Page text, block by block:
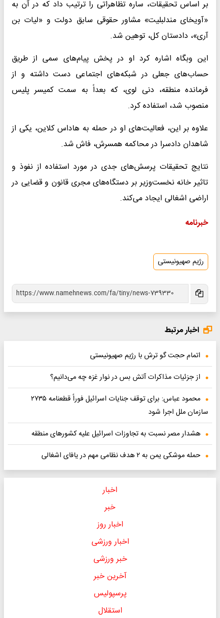
بر اساس تحقیقات، ساره تظاهراتی را ترتیب داد که در آن به
«آویخای مندلبلیت» مشاور حقوقی سابق دولت و «لیات بن
آری»، دادستان کل، توهین شد.
این وبگاه اشاره کرد او در پخش پیام‌های سمی از طریق
حساب‌های جعلی در شبکه‌های اجتماعی دست داشته و از
فرمانده منطقه، دنی لوی، که بعداً به سمت کمیسر پلیس
منصوب شد، استفاده کرد.
علاوه بر این، فعالیت‌های او در حمله به هاداس کلاین، یکی از
شاهدان دادسرا در محاکمه همسرش، فاش شد.
نتایج تحقیقات پرسش‌های جدی در مورد استفاده از نفوذ و
تاثیر خانه نخست‌وزیر بر دستگاه‌های مجری قانون و قضایی در
اراضی اشغالی ایجاد می‌کند.
خبرنامه
رژیم صهیونیستی
اخبار مرتبط
اتمام حجت گو ترش با رژیم صهیونیستی
از جزئیات مذاکرات آتش بس در نوار غزه چه می‌دانیم؟
محمود عباس: برای توقف جنایات اسرائیل فوراً قطعنامه ۲۷۳۵
سازمان ملل اجرا شود
هشدار مصر نسبت به تجاوزات اسرائیل علیه کشورهای منطقه
حمله موشکی یمن به ۲ هدف نظامی مهم در یافای اشغالی
اخبار
خبر
اخبار روز
اخبار ورزشی
خبر ورزشی
آخرین خبر
پرسپولیس
استقلال